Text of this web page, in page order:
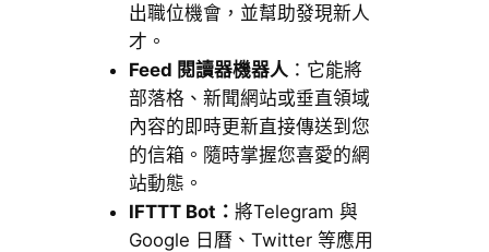
出職位機會，並幫助發現新人
才。
Feed 閱讀器機器人 ：它能將
部落格、新聞網站或垂直領域
內容的即時更新直接傳送到您
的信箱。隨時掌握您喜愛的網
站動態。
IFTTT Bot： 將Telegram 與
Google 日曆、Twitter 等應用